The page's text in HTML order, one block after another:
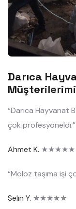
Darıca
“Darıca Hayvanat
çok profesyoneldi.”
Ahmet K. ★★★★★
“Moloz taşıma işi
Selin Y. ★★★★★